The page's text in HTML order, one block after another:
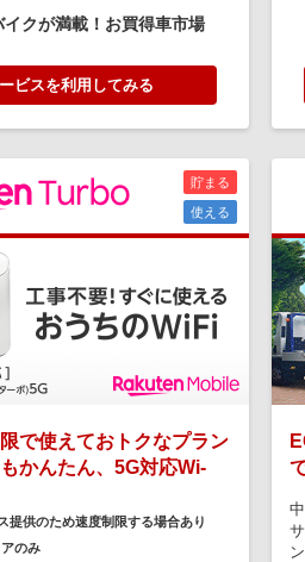
イクが満載！お買得車市場
ビスを利用してみる
貯まる
使える
で使えておトクなプラン
かんたん、5G対応Wi-
提供のため速度制限する場合あり
のみ